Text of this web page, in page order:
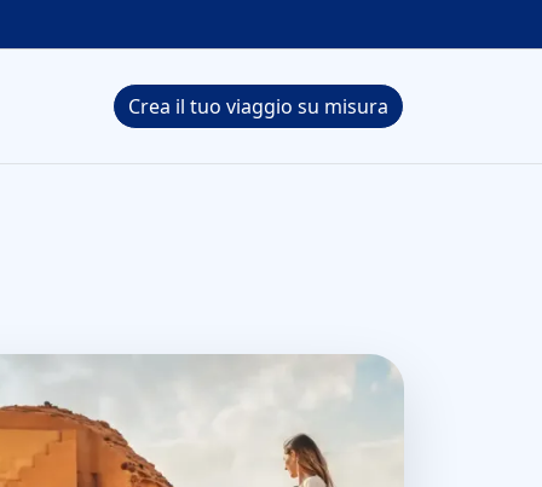
Crea il tuo viaggio su misura